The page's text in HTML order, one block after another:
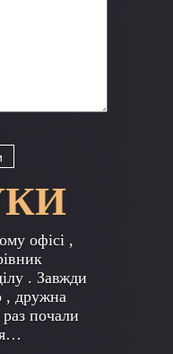
офісі ,
. Завжди
, дружна
почали